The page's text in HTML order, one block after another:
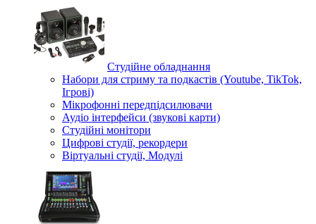
Студійне обладнання
Набори для стриму та подкастів (Youtube, TikTok,
Ігрові)
Мікрофонні передпідсилювачи
Аудіо інтерфейси (звукові карти)
Студійні монітори
Цифрові студії, рекордери
Віртуальні студії, Модулі